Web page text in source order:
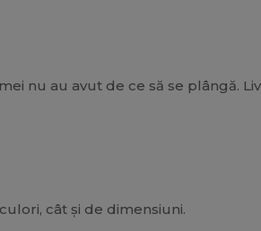
nu au avut de ce să se plângă.
cât și de dimensiuni.